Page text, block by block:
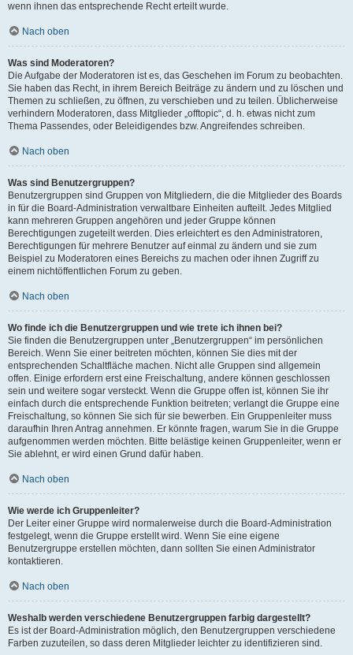
wenn ihnen das entsprechende Recht erteilt wurde.
Nach oben
Was sind Moderatoren?
Die Aufgabe der Moderatoren ist es, das Geschehen im Forum zu beobachten.
Sie haben das Recht, in ihrem Bereich Beiträge zu ändern und zu löschen und
Themen zu schließen, zu öffnen, zu verschieben und zu teilen. Üblicherweise
verhindern Moderatoren, dass Mitglieder „offtopic“, d. h. etwas nicht zum
Thema Passendes, oder Beleidigendes bzw. Angreifendes schreiben.
Nach oben
Was sind Benutzergruppen?
Benutzergruppen sind Gruppen von Mitgliedern, die die Mitglieder des Boards
in für die Board-Administration verwaltbare Einheiten aufteilt. Jedes Mitglied
kann mehreren Gruppen angehören und jeder Gruppe können
Berechtigungen zugeteilt werden. Dies erleichtert es den Administratoren,
Berechtigungen für mehrere Benutzer auf einmal zu ändern und sie zum
Beispiel zu Moderatoren eines Bereichs zu machen oder ihnen Zugriff zu
einem nichtöffentlichen Forum zu geben.
Nach oben
Wo finde ich die Benutzergruppen und wie trete ich ihnen bei?
Sie finden die Benutzergruppen unter „Benutzergruppen“ im persönlichen
Bereich. Wenn Sie einer beitreten möchten, können Sie dies mit der
entsprechenden Schaltfläche machen. Nicht alle Gruppen sind allgemein
offen. Einige erfordern erst eine Freischaltung, andere können geschlossen
sein und weitere sogar versteckt. Wenn die Gruppe offen ist, können Sie ihr
einfach durch die entsprechende Funktion beitreten; verlangt die Gruppe eine
Freischaltung, so können Sie sich für sie bewerben. Ein Gruppenleiter muss
daraufhin Ihren Antrag annehmen. Er könnte fragen, warum Sie in die Gruppe
aufgenommen werden möchten. Bitte belästige keinen Gruppenleiter, wenn er
Sie ablehnt, er wird einen Grund dafür haben.
Nach oben
Wie werde ich Gruppenleiter?
Der Leiter einer Gruppe wird normalerweise durch die Board-Administration
festgelegt, wenn die Gruppe erstellt wird. Wenn Sie eine eigene
Benutzergruppe erstellen möchten, dann sollten Sie einen Administrator
kontaktieren.
Nach oben
Weshalb werden verschiedene Benutzergruppen farbig dargestellt?
Es ist der Board-Administration möglich, den Benutzergruppen verschiedene
Farben zuzuteilen, so dass deren Mitglieder leichter zu identifizieren sind.